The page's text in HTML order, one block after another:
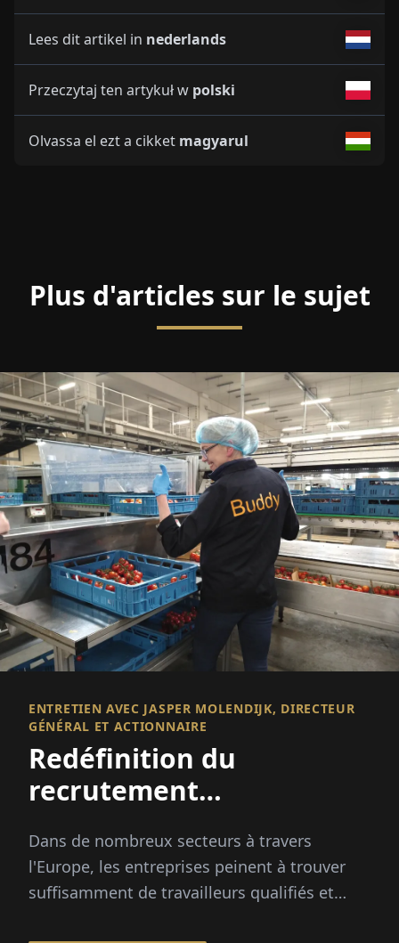
Lees dit artikel in nederlands
Przeczytaj ten artykuł w polski
Olvassa el ezt a cikket magyarul
Plus d'articles sur le sujet
ENTRETIEN AVEC JASPER MOLENDIJK, DIRECTEUR
GÉNÉRAL ET ACTIONNAIRE
Redéfinition du
recrutement
Dans de nombreux secteurs à travers
l'Europe, les entreprises peinent à trouver
suffisamment de travailleurs qualifiés et